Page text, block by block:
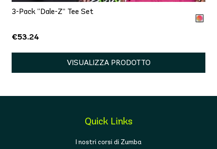
3-Pack “Dale-Z” Tee Set
€53.24
VISUALIZZA PRODOTTO
Quick Links
I nostri corsi di Zumba